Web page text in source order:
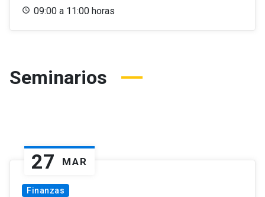
09:00 a 11:00 horas
Seminarios
27 MAR
Finanzas